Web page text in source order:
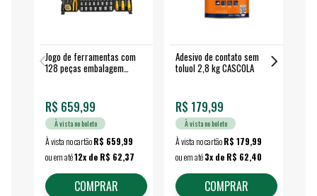
Jogo de ferramentas com
128 peças embalagem
R$ 659,99
À vista no boleto
À vista no cartãoR$ 659,99
ou em até12x de R$ 62,37
COMPRAR
Adesivo de contato sem
toluol 2,8 kg CASCOLA
R$ 179,99
À vista no boleto
À vista no cartãoR$ 179,99
ou em até3x de R$ 62,40
COMPRAR